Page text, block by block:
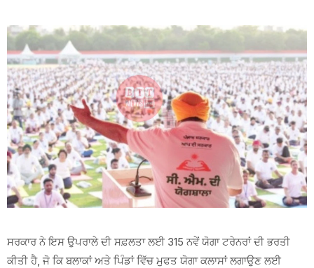
ਸਰਕਾਰ ਨੇ ਇਸ ਉਪਰਾਲੇ ਦੀ ਸਫ਼ਲਤਾ ਲਈ 315 ਨਵੇਂ ਯੋਗਾ ਟਰੇਨਰਾਂ ਦੀ ਭਰਤੀ
ਕੀਤੀ ਹੈ, ਜੋ ਕਿ ਬਲਾਕਾਂ ਅਤੇ ਪਿੰਡਾਂ ਵਿੱਚ ਮੁਫਤ ਯੋਗਾ ਕਲਾਸਾਂ ਲਗਾਉਣ ਲਈ